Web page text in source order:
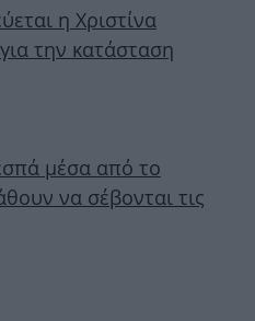
η Χριστίνα
την κατάσταση
μέσα από το
να σέβονται τις